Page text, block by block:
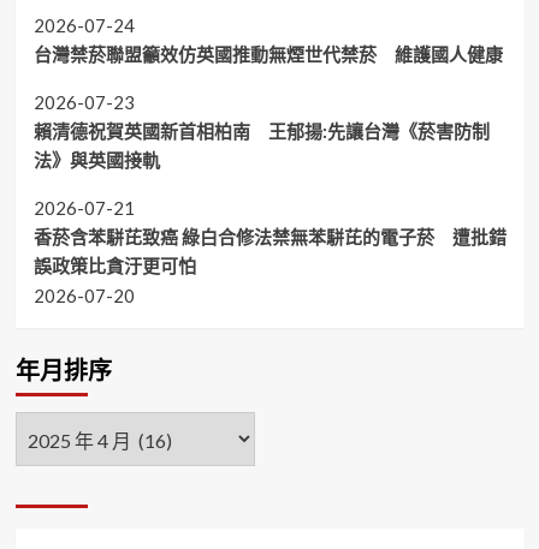
2026-07-24
台灣禁菸聯盟籲效仿英國推動無煙世代禁菸 維護國人健康
2026-07-23
賴清德祝賀英國新首相柏南 王郁揚:先讓台灣《菸害防制
法》與英國接軌
2026-07-21
香菸含苯駢芘致癌 綠白合修法禁無苯駢芘的電子菸 遭批錯
誤政策比貪汙更可怕
2026-07-20
年月排序